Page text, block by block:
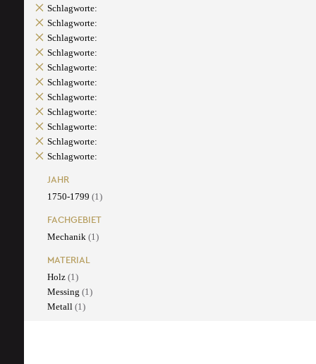
Schlagworte:
Schlagworte:
Schlagworte:
Schlagworte:
Schlagworte:
Schlagworte:
Schlagworte:
Schlagworte:
Schlagworte:
Schlagworte:
Schlagworte:
JAHR
1750-1799 (1)
FACHGEBIET
Mechanik (1)
MATERIAL
Holz (1)
Messing (1)
Metall (1)